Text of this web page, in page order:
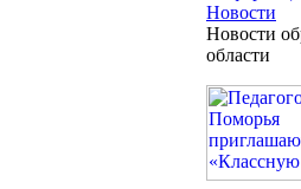
Новости
Новости
области